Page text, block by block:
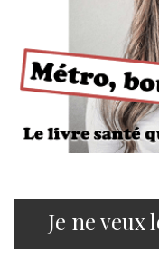
Je ne